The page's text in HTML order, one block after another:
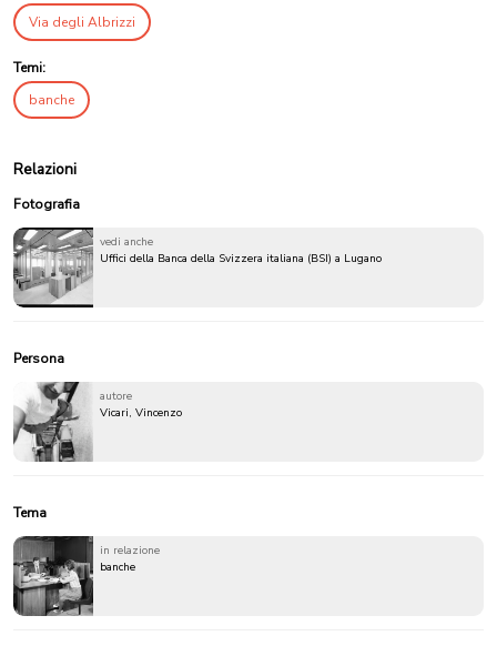
Via degli Albrizzi
Temi:
banche
Relazioni
Fotografia
vedi anche
Uffici della Banca della Svizzera italiana (BSI) a Lugano
Persona
autore
Vicari, Vincenzo
Tema
in relazione
banche